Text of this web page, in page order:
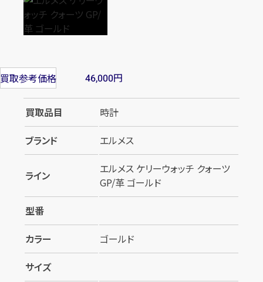
買取参考価格 46,000円
買取品目
時計
ブランド
エルメス
ライン
エルメス ケリーウォッチ クォーツ
GP/革 ゴールド
型番
カラー
ゴールド
サイズ